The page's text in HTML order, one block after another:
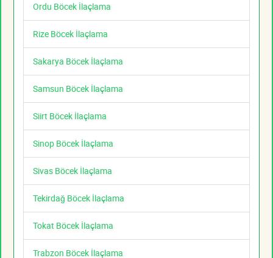
Ordu Böcek İlaçlama
Rize Böcek İlaçlama
Sakarya Böcek İlaçlama
Samsun Böcek İlaçlama
Siirt Böcek İlaçlama
Sinop Böcek İlaçlama
Sivas Böcek İlaçlama
Tekirdağ Böcek İlaçlama
Tokat Böcek İlaçlama
Trabzon Böcek İlaçlama